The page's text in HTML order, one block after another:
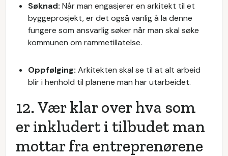
Søknad: Når man engasjerer en arkitekt til et
byggeprosjekt, er det også vanlig å la denne
fungere som ansvarlig søker når man skal søke
kommunen om rammetillatelse.
Oppfølging: Arkitekten skal se til at alt arbeid
blir i henhold til planene man har utarbeidet.
12. Vær klar over hva som
er inkludert i tilbudet man
mottar fra entreprenørene